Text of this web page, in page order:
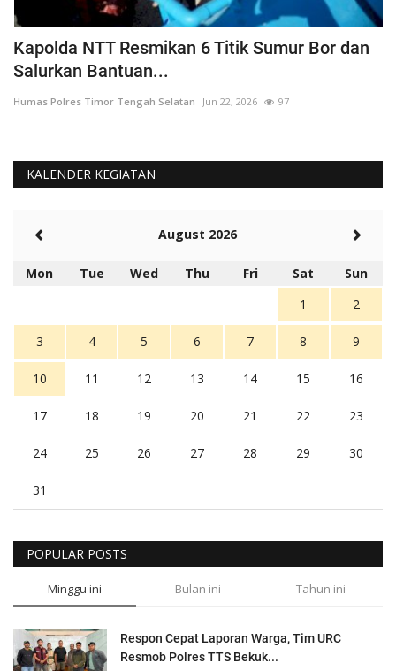
Kapolda NTT Resmikan 6 Titik Sumur Bor dan
Salurkan Bantuan...
Humas Polres Timor Tengah Selatan Jun 22, 2026 97
KALENDER KEGIATAN
August 2026
Mon Tue Wed Thu Fri Sat
Sun
1
2
3 4 5 6 7 8 9
10 11 12 13 14 15 16
17 18 19 20 21 22 23
24 25 26 27 28 29 30
31
POPULAR POSTS
Minggu ini Bulan ini Tahun ini
Respon Cepat Laporan Warga, Tim URC
Resmob Polres TTS Bekuk...